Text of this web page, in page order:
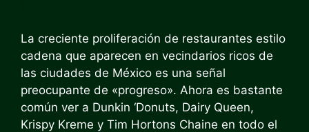
La creciente proliferación de restaurantes estilo
cadena que aparecen en vecindarios ricos de
las ciudades de México es una señal
preocupante de «progreso». Ahora es bastante
común ver a Dunkin ‘Donuts, Dairy Queen,
Krispy Kreme y Tim Hortons Chaine en todo el